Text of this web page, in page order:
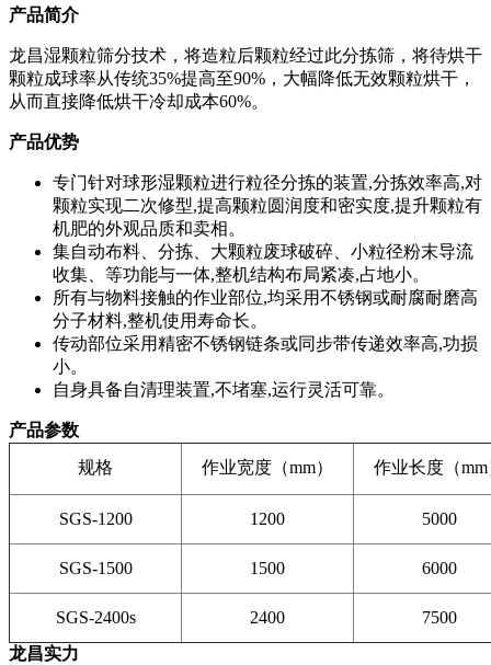
产品简介
龙昌湿颗粒筛分技术，将造粒后颗粒经过此分拣筛，将待烘干
颗粒成球率从传统35%提高至90%，大幅降低无效颗粒烘干，
从而直接降低烘干冷却成本60%。
产品优势
专门针对球形湿颗粒进行粒径分拣的装置,分拣效率高,对
颗粒实现二次修型,提高颗粒圆润度和密实度,提升颗粒有
机肥的外观品质和卖相。
集自动布料、分拣、大颗粒废球破碎、小粒径粉末导流
收集、等功能与一体,整机结构布局紧凑,占地小。
所有与物料接触的作业部位,均采用不锈钢或耐腐耐磨高
分子材料,整机使用寿命长。
传动部位采用精密不锈钢链条或同步带传递效率高,功损
小。
自身具备自清理装置,不堵塞,运行灵活可靠。
产品参数
规格
作业宽度（mm） 作业长度（
SGS-1200 1200 5000
SGS-1500 1500 6000
SGS-2400s 2400
7500
龙昌实力